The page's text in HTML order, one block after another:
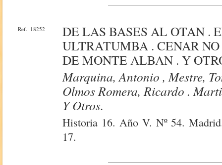
Ref.: 18252
DE LAS BASES AL OTAN .
ULTRATUMBA . CENAR
DE MONTE ALBAN . Y
Marquina, Antonio , Mestre,
Olmos Romera, Ricardo .
Y Otros.
Historia 16. Año V. Nº 54.
17.